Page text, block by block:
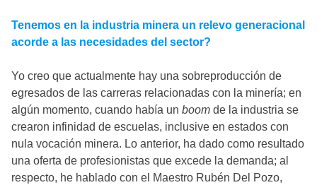
Tenemos en la industria minera un relevo generacional
acorde a las necesidades del sector?
Yo creo que actualmente hay una sobreproducción de
egresados de las carreras relacionadas con la minería; en
algún momento, cuando había un boom de la industria se
crearon infinidad de escuelas, inclusive en estados con
nula vocación minera. Lo anterior, ha dado como resultado
una oferta de profesionistas que excede la demanda; al
respecto, he hablado con el Maestro Rubén Del Pozo,